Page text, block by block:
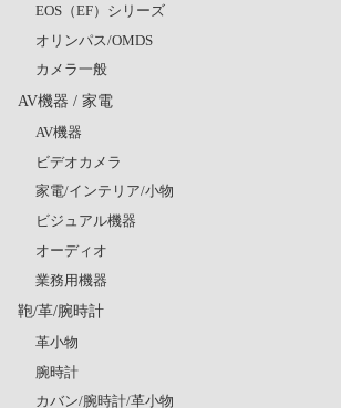
EOS（EF）シリーズ
オリンパス/OMDS
カメラ一般
AV機器 / 家電
AV機器
ビデオカメラ
家電/インテリア/小物
ビジュアル機器
オーディオ
業務用機器
鞄/革/腕時計
革小物
腕時計
カバン/腕時計/革小物